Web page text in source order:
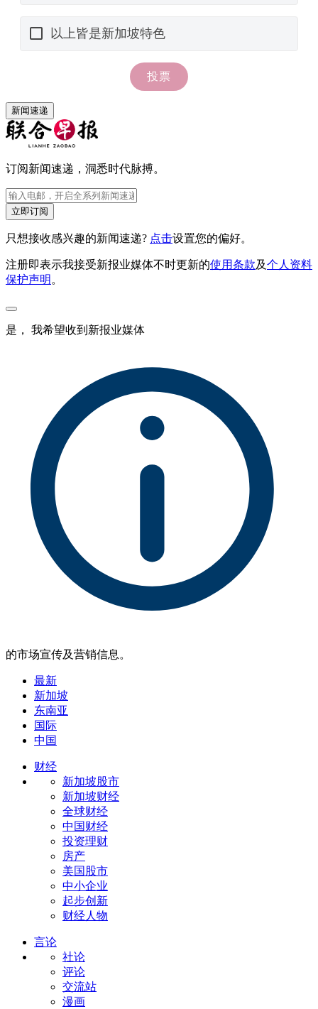
新闻速递
订阅新闻速递，洞悉时代脉搏。
立即订阅
只想接收感兴趣的新闻速递? 点击设置您的偏好。
注册即表示我接受新报业媒体不时更新的使用条款及个人资料
保护声明 。
是， 我希望收到新报业媒体
的市场宣传及营销信息。
最新
新加坡
东南亚
国际
中国
财经
新加坡股市
新加坡财经
全球财经
中国财经
投资理财
房产
美国股市
中小企业
起步创新
财经人物
言论
社论
评论
交流站
漫画